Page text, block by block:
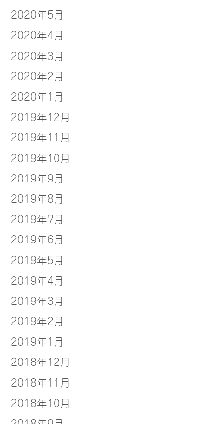
2020年5月
2020年4月
2020年3月
2020年2月
2020年1月
2019年12月
2019年11月
2019年10月
2019年9月
2019年8月
2019年7月
2019年6月
2019年5月
2019年4月
2019年3月
2019年2月
2019年1月
2018年12月
2018年11月
2018年10月